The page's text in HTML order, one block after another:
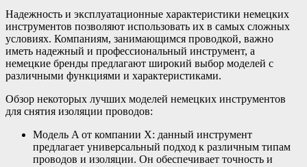
Надежность и эксплуатационные характеристики немецких
инструментов позволяют использовать их в самых сложных
условиях. Компаниям, занимающимся проводкой, важно
иметь надежный и профессиональный инструмент, а
немецкие бренды предлагают широкий выбор моделей с
различными функциями и характеристиками.
Обзор некоторых лучших моделей немецких инструментов
для снятия изоляции проводов:
Модель A от компании X: данный инструмент
предлагает универсальный подход к различным типам
проводов и изоляции. Он обеспечивает точность и